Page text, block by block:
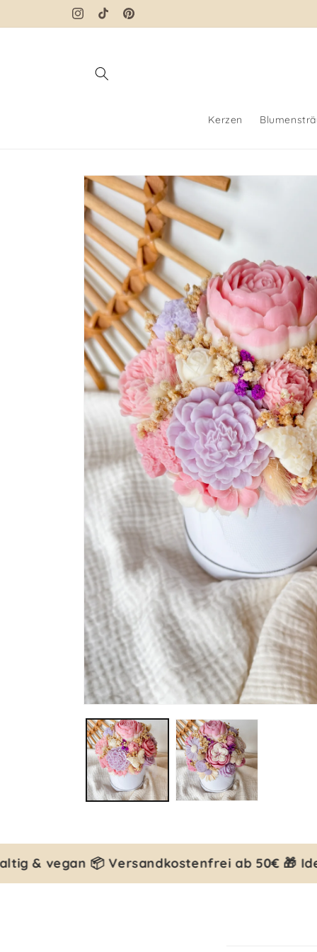
Inhalt
Instagram
TikTokPinterest
Kerzen
Produktinformationen
springen
1
in
Modal
öffnen
& vegan 📦 Versandkostenfrei ab 50€ 🎁